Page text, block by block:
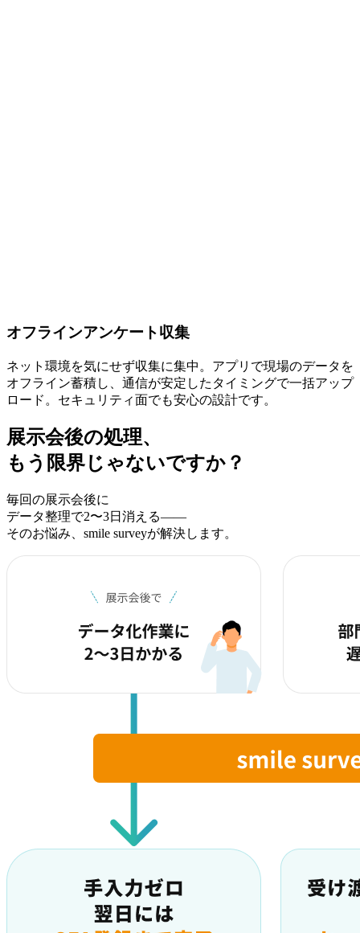
オフラインアンケート収集
ネット環境を気にせず収集に集中。アプリで現場のデータを
オフライン蓄積し、通信が安定したタイミングで一括アップ
ロード。セキュリティ面でも安心の設計です。
展示会後の処理、
もう限界じゃないですか？
毎回の展示会後に
データ整理で2〜3日消える——
そのお悩み、smile surveyが解決します。